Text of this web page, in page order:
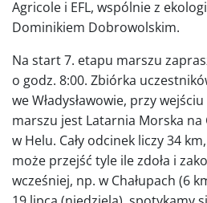
Agricole i EFL, wspólnie z
Dominikiem Dobrowolskim.
Na start 7. etapu marszu
o godz. 8:00. Zbiórka
we Władysławowie, przy
marszu jest Latarnia Morska na
w Helu. Cały odcinek liczy 34
może przejść tyle ile zdoła i
wcześniej, np. w Chałupach (6